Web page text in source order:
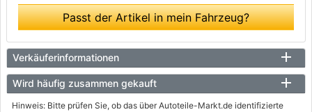
Passt der Artikel in mein Fahrzeug?
Verkäuferinformationen
Wird häufig zusammen gekauft
Hinweis: Bitte prüfen Sie, ob das über Autoteile-Markt.de identifizierte